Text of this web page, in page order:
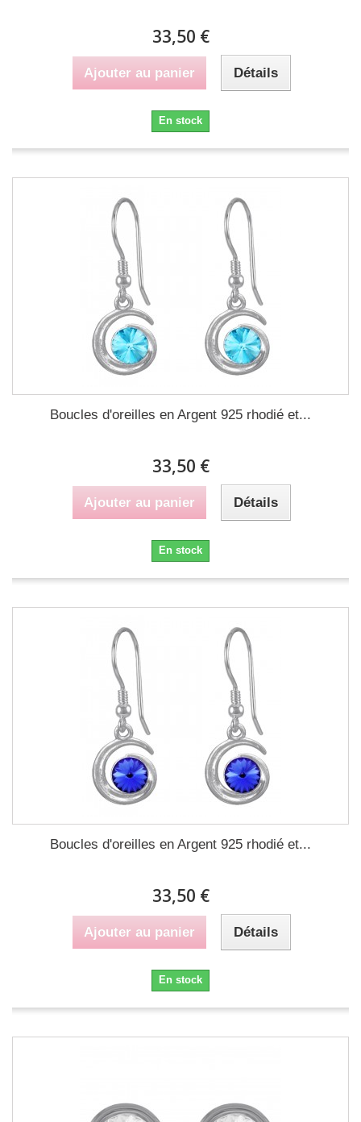
33,50 €
Ajouter au panier Détails
En stock
Boucles d'oreilles en Argent 925 rhodié et...
33,50 €
Ajouter au panier Détails
En stock
Boucles d'oreilles en Argent 925 rhodié et...
33,50 €
Ajouter au panier Détails
En stock